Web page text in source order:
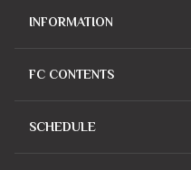
INFORMATION
FC CONTENTS
SCHEDULE